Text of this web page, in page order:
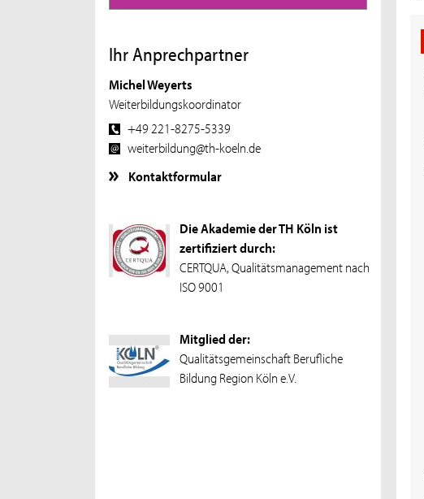
Ihr Anprechpartner
Michel Weyerts
Weiterbildungskoordinator
+49 221-8275-5339
weiterbildung@th-koeln.de
Kontaktformular
Die Akademie der TH Köln ist
zertifiziert durch:
CERTQUA, Qualitätsmanagement nach
ISO 9001
Mitglied der:
Qualitätsgemeinschaft Berufliche
Bildung Region Köln e.V.